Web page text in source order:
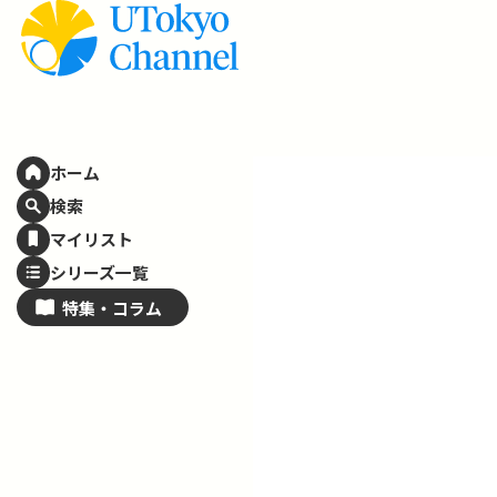
ホーム
検索
マイリスト
シリーズ一覧
特集・ コラム